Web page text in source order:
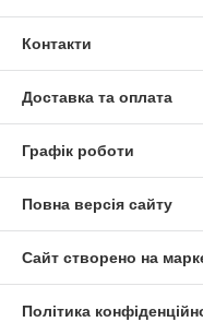
Контакти
Доставка та оплата
Графік роботи
Повна версія сайту
Сайт створено на
Політика